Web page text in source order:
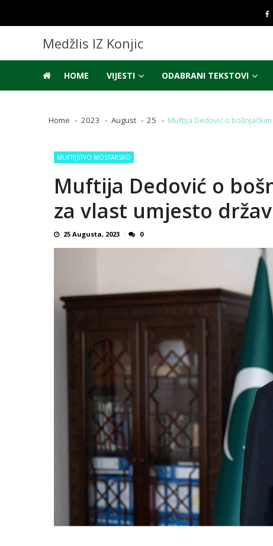
navigation
content
Medžlis IZ Konjic
HOME VIJESTI ODABRANI TEKSTOVI
Home 2023 August 25 Muftija Dedović o
MUFTIJSTVO MOSTARSKO
Muftija Dedović o
za vlast umjesto
25 Augusta, 2023 0